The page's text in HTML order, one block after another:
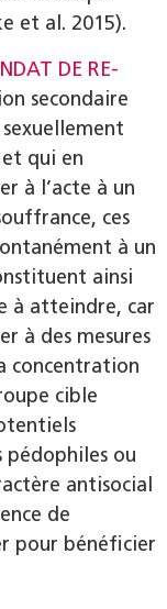
et al. 2015).
DE RE­
secondaire
qui en
à l’acte à un
ces
à un
ainsi
à atteindre, car
à des mesures
concentration
cible
pédophiles ou
antisocial
de
pour bénéficier